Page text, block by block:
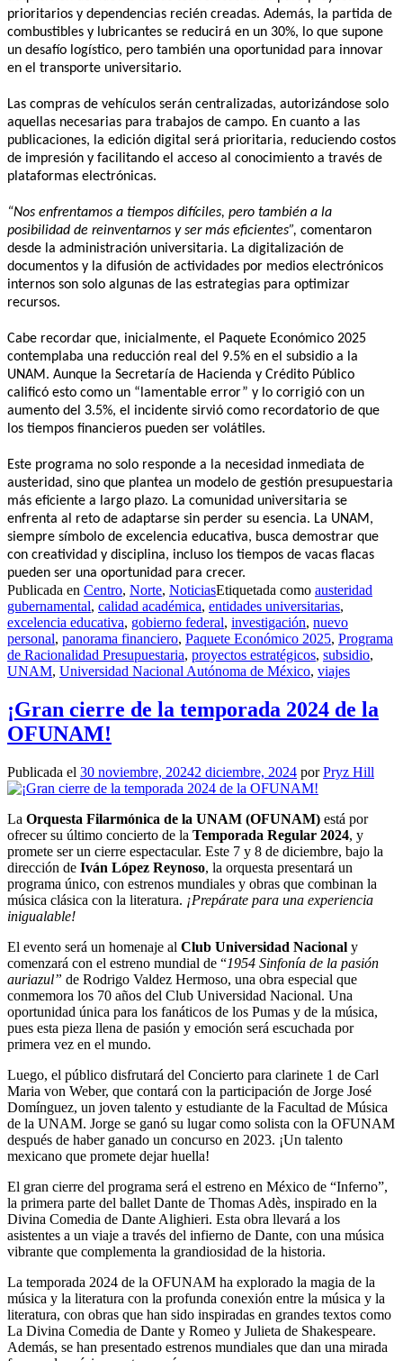
prioritarios y dependencias recién creadas. Además, la partida de
combustibles y lubricantes se reducirá en un 30%, lo que supone
un desafío logístico, pero también una oportunidad para innovar
en el transporte universitario.
Las compras de vehículos serán centralizadas, autorizándose solo
aquellas necesarias para trabajos de campo. En cuanto a las
publicaciones, la edición digital será prioritaria, reduciendo costos
de impresión y facilitando el acceso al conocimiento a través de
plataformas electrónicas.
“Nos enfrentamos a tiempos difíciles, pero también a la
posibilidad de reinventarnos y ser más eficientes”, comentaron
desde la administración universitaria. La digitalización de
documentos y la difusión de actividades por medios electrónicos
internos son solo algunas de las estrategias para optimizar
recursos.
Cabe recordar que, inicialmente, el Paquete Económico 2025
contemplaba una reducción real del 9.5% en el subsidio a la
UNAM. Aunque la Secretaría de Hacienda y Crédito Público
calificó esto como un “lamentable error” y lo corrigió con un
aumento del 3.5%, el incidente sirvió como recordatorio de que
los tiempos financieros pueden ser volátiles.
Este programa no solo responde a la necesidad inmediata de
austeridad, sino que plantea un modelo de gestión presupuestaria
más eficiente a largo plazo. La comunidad universitaria se
enfrenta al reto de adaptarse sin perder su esencia. La UNAM,
siempre símbolo de excelencia educativa, busca demostrar que
con creatividad y disciplina, incluso los tiempos de vacas flacas
pueden ser una oportunidad para crecer.
Publicada en Centro, Norte, NoticiasEtiquetada como austeridad
gubernamental, calidad académica, entidades universitarias,
excelencia educativa, gobierno federal, investigación, nuevo
personal, panorama financiero, Paquete Económico 2025, Programa
de Racionalidad Presupuestaria, proyectos estratégicos, subsidio,
UNAM, Universidad Nacional Autónoma de México, viajes
¡Gran cierre de la temporada 2024 de la
OFUNAM!
Publicada el 30 noviembre, 20242 diciembre, 2024 porPryz Hill
La Orquesta Filarmónica de la UNAM (OFUNAM) está por
ofrecer su último concierto de la Temporada Regular 2024, y
promete ser un cierre espectacular. Este 7 y 8 de diciembre, bajo la
dirección de Iván López Reynoso, la orquesta presentará un
programa único, con estrenos mundiales y obras que combinan la
música clásica con la literatura. ¡Prepárate para una experiencia
inigualable!
El evento será un homenaje al Club Universidad Nacional y
comenzará con el estreno mundial de “1954 Sinfonía de la pasión
auriazul” de Rodrigo Valdez Hermoso, una obra especial que
conmemora los 70 años del Club Universidad Nacional. Una
oportunidad única para los fanáticos de los Pumas y de la música,
pues esta pieza llena de pasión y emoción será escuchada por
primera vez en el mundo.
Luego, el público disfrutará del Concierto para clarinete 1 de Carl
Maria von Weber, que contará con la participación de Jorge José
Domínguez, un joven talento y estudiante de la Facultad de Música
de la UNAM. Jorge se ganó su lugar como solista con la OFUNAM
después de haber ganado un concurso en 2023. ¡Un talento
mexicano que promete dejar huella!
El gran cierre del programa será el estreno en México de “Inferno”,
la primera parte del ballet Dante de Thomas Adès, inspirado en la
Divina Comedia de Dante Alighieri. Esta obra llevará a los
asistentes a un viaje a través del infierno de Dante, con una música
vibrante que complementa la grandiosidad de la historia.
La temporada 2024 de la OFUNAM ha explorado la magia de la
música y la literatura con la profunda conexión entre la música y la
literatura, con obras que han sido inspiradas en grandes textos como
La Divina Comedia de Dante y Romeo y Julieta de Shakespeare.
Además, se han presentado estrenos mundiales que dan una mirada